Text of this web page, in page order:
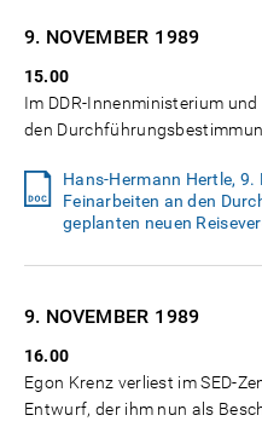
9. NOVEMBER 1989
15.00
Im DDR-Innenministerium
den
Hans-Hermann Hertle, 9.
Feinarbeiten an den
geplanten neuen
9. NOVEMBER 1989
16.00
Egon Krenz verliest im SED-
Entwurf, der ihm nun als